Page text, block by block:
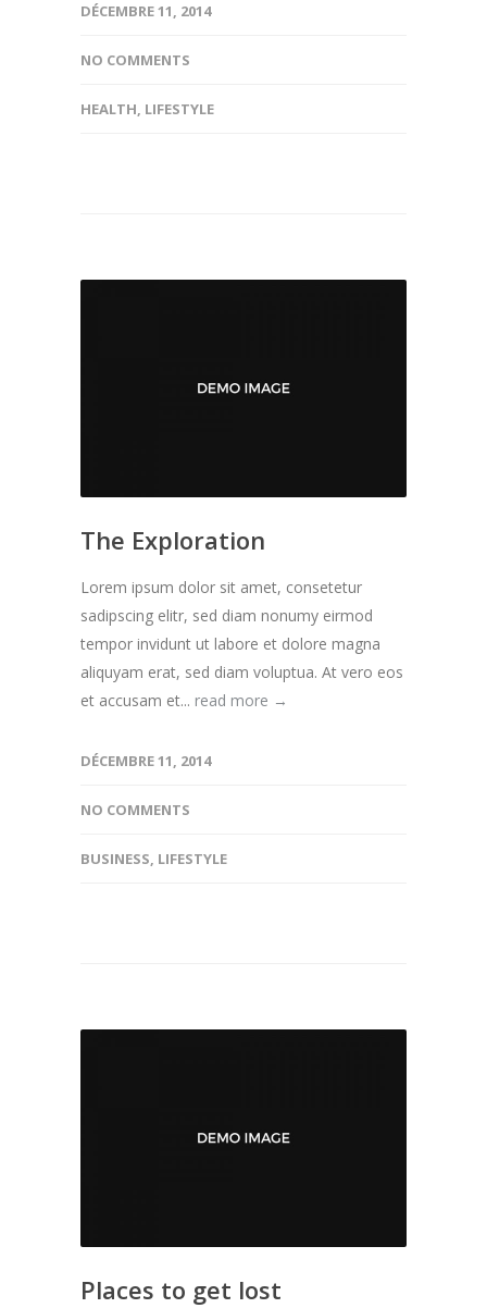
DÉCEMBRE 11, 2014
NO COMMENTS
HEALTH, LIFESTYLE
The Exploration
Lorem ipsum dolor sit amet, consetetur
sadipscing elitr, sed diam nonumy eirmod
tempor invidunt ut labore et dolore magna
aliquyam erat, sed diam voluptua. At vero eos
et accusam et... read more →
DÉCEMBRE 11, 2014
NO COMMENTS
BUSINESS, LIFESTYLE
Places to get lost